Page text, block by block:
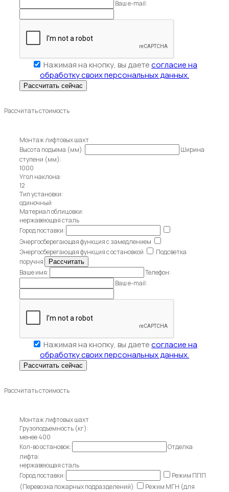
Ваш e-mail:
Нажимая на кнопку, вы даетесогласие на
обработку своих персональных данных.
Рассчитать стоимость
Монтаж лифтовых шахт
Высота подъема (мм):
Ширина
ступени (мм):
1000
Угол наклона:
12
Тип установки:
одиночный
Материал облицовки:
нержавеющая сталь
Город поставки:
Энергосберегающая функция с замедлением
Энергосберегающая функция с остановкой
Подсветка
поручня
Ваше имя:
Телефон:
Ваш e-mail:
Нажимая на кнопку, вы даетесогласие на
обработку своих персональных данных.
Рассчитать стоимость
Монтаж лифтовых шахт
Грузоподъемность (кг):
менее 400
Кол-во остановок:
Отделка
лифта:
нержавеющая сталь
Город поставки:
Режим ППП
(Перевозка пожарных подразделений)
Режим МГН (для